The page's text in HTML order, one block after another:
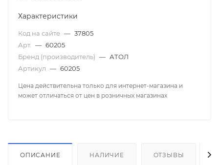
Характеристики
Код на сайте — 37805
Арт. — 60205
Бренд (производитель) — АТОЛ
Артикул — 60205
Цена действительна только для интернет-магазина и
может отличаться от цен в розничных магазинах
ОПИСАНИЕ НАЛИЧИЕ ОТЗЫВЫ